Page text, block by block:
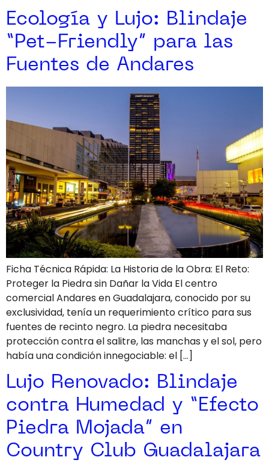
Ecología y Lujo: Blindaje
“Pet-Friendly” para las
Fuentes de Andares
Ficha Técnica Rápida: La Historia de la Obra: El Reto:
Proteger la Piedra sin Dañar la Vida El centro
comercial Andares en Guadalajara, conocido por su
exclusividad, tenía un requerimiento crítico para sus
fuentes de recinto negro. La piedra necesitaba
protección contra el salitre, las manchas y el sol, pero
había una condición innegociable: el […]
Lujo Renovado: Blindaje
contra Humedad y “Efecto
Piedra Mojada” en
Country Club Guadalajara